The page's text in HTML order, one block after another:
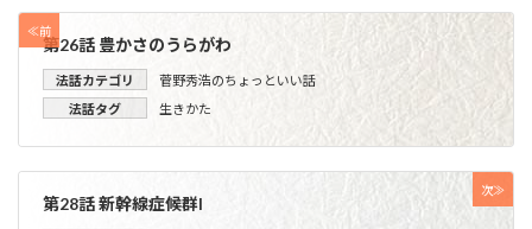
≪前
第26話 豊かさのうらがわ
法話カテゴリ
菅野秀浩のちょっといい話
法話タグ
生きかた
次≫
第28話 新幹線症候群I